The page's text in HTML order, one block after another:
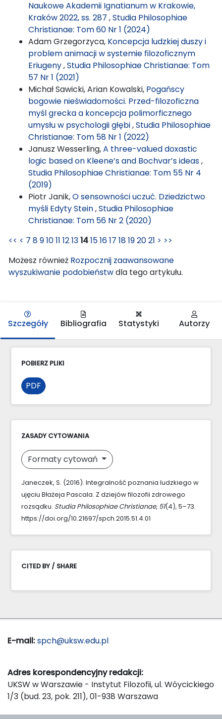
Naukowe Akademii Ignatianum w Krakowie,
Kraków 2022, ss. 287 ,Studia Philosophiae
Christianae: Tom 60 Nr 1 (2024)
Adam Grzegorzyca, Koncepcja ludzkiej duszy i
problem animacji w systemie filozoficznym
Eriugeny,Studia Philosophiae Christianae: Tom
57 Nr 1 (2021)
Michał Sawicki, Arian Kowalski, Pogańscy
bogowie nieświadomości. Przed-filozoficzna
myśl grecka a koncepcja polimorficznego
umysłu w psychologii głębi,Studia Philosophiae
Christianae: Tom 58 Nr 1 (2022)
Janusz Wesserling,A three-valued doxastic
logic based on Kleene’s and Bochvar’s ideas,
Studia Philosophiae Christianae: Tom 55 Nr 4
(2019)
Piotr Janik,O sensowności uczuć. Dziedzictwo
myśli Edyty Stein,Studia Philosophiae
Christianae: Tom 56 Nr 2 (2020)
<< < 7 891011 121314151617 18192021 > >>
Możesz również Rozpocznij zaawansowane
wyszukiwanie podobieństwdla tego artykułu.
Szczegóły Bibliografia Statystyki Autorzy
POBIERZ PLIKI
PDF
ZASADY CYTOWANIA
Formaty cytowań
Janeczek, S. (2016). Integralność poznania ludzkiego w
ujęciu Błażeja Pascala. Z dziejów filozofii zdrowego
rozsądku. Studia Philosophiae Christianae, 51(4), 5–73.
https://doi.org/10.21697/spch.2015.51.4.01
CITED BY / SHARE
E-mail:spch@uksw.edu.pl
Adres korespondencyjny redakcji:
UKSW w Warszawie - Instytut Filozofii, ul. Wóycickiego
1/3 (bud. 23, pok. 211), 01-938 Warszawa